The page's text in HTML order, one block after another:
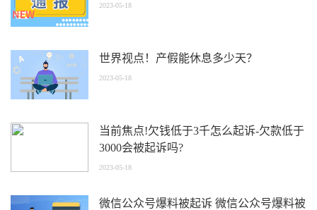
2023-05-18
世界视点！产假能休息多少天？
2023-05-18
当前焦点!欠钱低于3千怎么起诉-欠款低于
3000会被起诉吗?
2023-05-18
微信公众号爆料被起诉 微信公众号爆料被